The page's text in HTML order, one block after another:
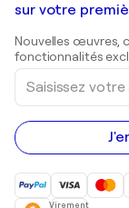
Estampes
Peintures
Galeries d'art en
sur votre
Nouvelles œuvres,
fonctionnalités
Saisissez
votre
adresse
e-
mail
Virement